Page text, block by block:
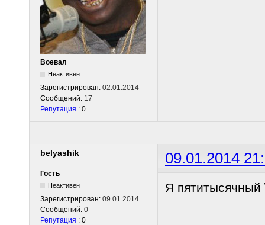
Воевал
Неактивен
Зарегистрирован: 02.01.2014
Сообщений: 17
Репутация : 0
belyashik 09.01.2014
Гость
Неактивен
Зарегистрирован: 09.01.2014
Сообщений: 0
Репутация : 0
Я пятитысячный